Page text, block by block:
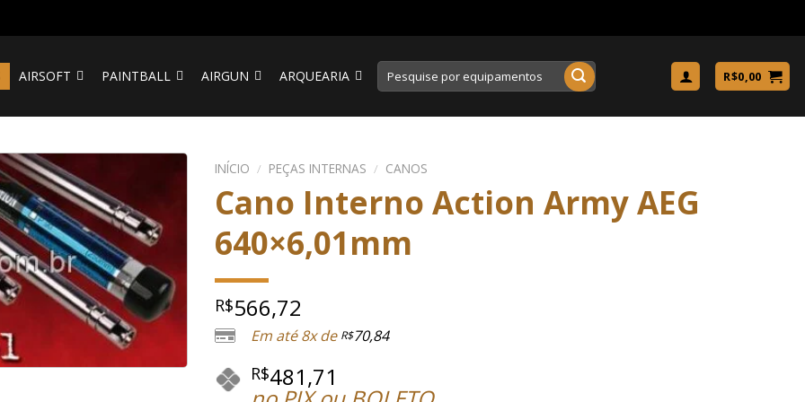
AIRSOFT PAINTBALL AIRGUN ARQUEARIA
Pesquisar
por:
R$0,00
INÍCIO / PEÇAS INTERNAS / CANOS
Cano Interno Action Army AEG
640×6,01mm
R$566,72
Em até 8x de R$70,84
R$481,71